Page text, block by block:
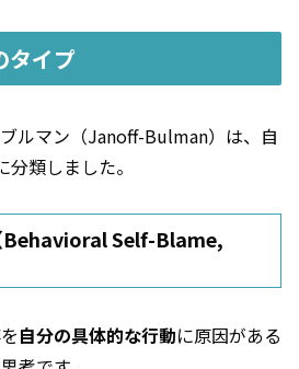
タイプ
ルマン（Janoff-Bulman）は、自
類しました。
Behavioral Self-Blame,
自分の具体的な行動に原因がある